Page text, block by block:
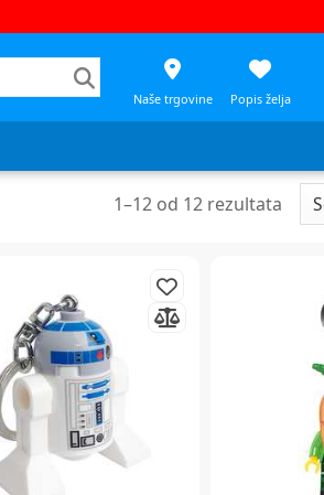
Naše trgovine Popis želja
1–12od 12rezultata